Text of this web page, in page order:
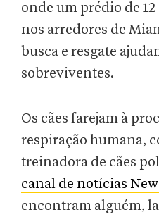
onde um prédio de
nos arredores de
busca e resgate
sobreviventes.
Os cães farejam à
respiração humana,
treinadora de cães
canal de notícias
encontram alguém,